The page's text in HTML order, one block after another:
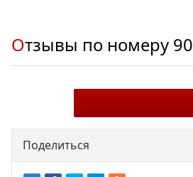
Отзывы по номеру
Поделиться